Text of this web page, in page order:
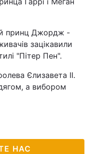
принц Джордж -
зацікавили
"Пітер Пен".
Єлизавета II.
а вибором
НАС